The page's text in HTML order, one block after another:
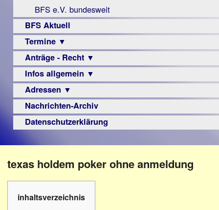
BFS e.V. bundesweit
BFS Aktuell
Termine ▼
Veranstaltungsprogramme
Anträge - Recht ▼
Archiv
Urteile
Infos allgemein ▼
Sehbehinderung
Frühförderung
Schule
–
Beruf
Hilfsmittel
-
Adressen ▼
Augenoptiker
Berufsbildungswerke
Hörbüchereien
Reha-
Lehrer
Nachrichten-Archiv
Datenschutzerklärung
texas holdem poker ohne anmeldung
inhaltsverzeichnis